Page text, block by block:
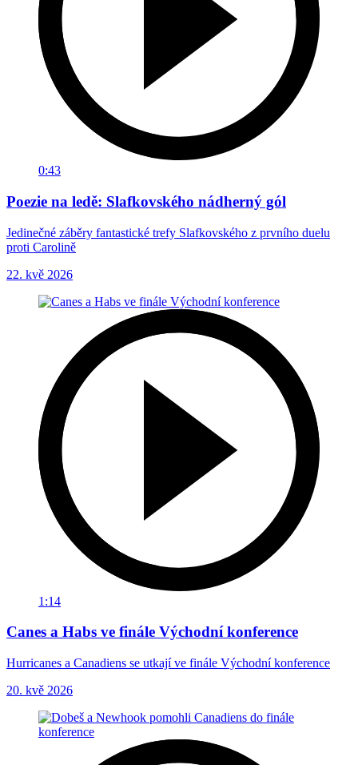
0:43
Poezie na ledě: Slafkovského nádherný gól
Jedinečné záběry fantastické trefy Slafkovského z prvního duelu
proti Carolině
22. kvě 2026
1:14
Canes a Habs ve finále Východní konference
Hurricanes a Canadiens se utkají ve finále Východní konference
20. kvě 2026